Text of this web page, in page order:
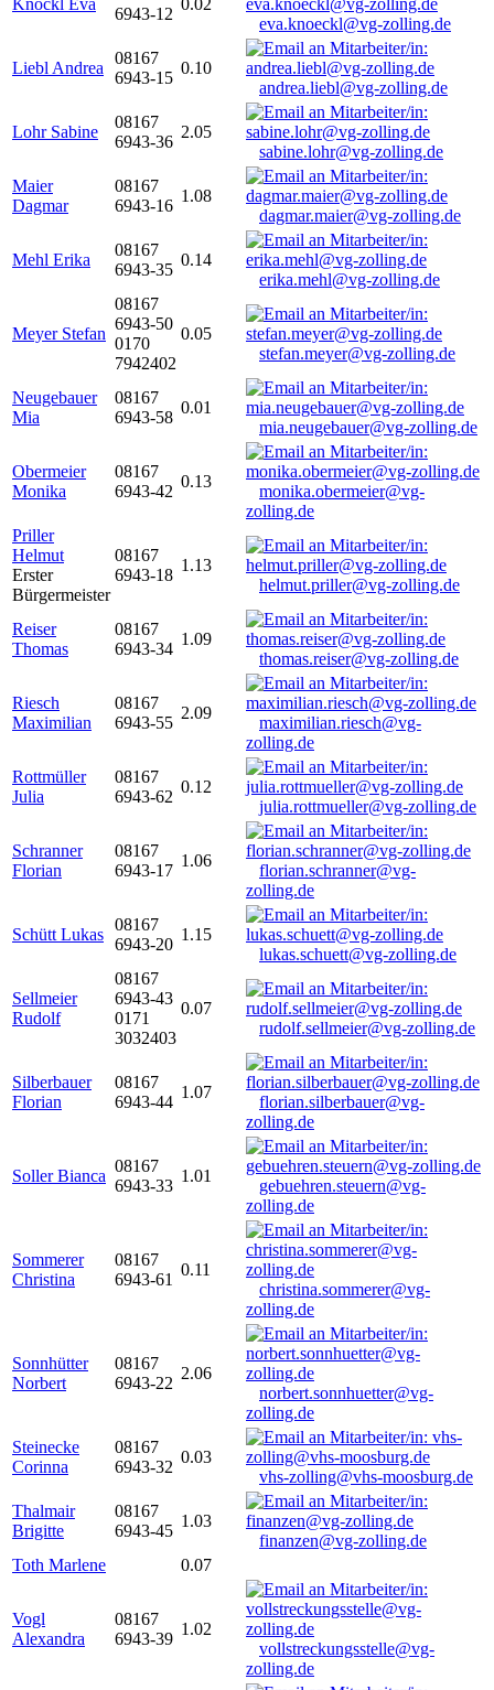
Knöckl Eva
6943-12
0.02
eva.knoeckl@vg-zolling.de
Liebl Andrea
08167
6943-15
0.10
andrea.liebl@vg-zolling.de
Lohr Sabine
08167
6943-36
2.05
sabine.lohr@vg-zolling.de
Maier
Dagmar
08167
6943-16
1.08
dagmar.maier@vg-zolling.de
Mehl Erika
08167
6943-35
0.14
erika.mehl@vg-zolling.de
Meyer Stefan
08167
6943-50
0170
7942402
0.05
stefan.meyer@vg-zolling.de
Neugebauer
Mia
08167
6943-58
0.01
mia.neugebauer@vg-zolling.de
Obermeier
Monika
08167
6943-42
0.13
monika.obermeier@vg-
zolling.de
Priller
Helmut
Erster
Bürgermeister
08167
6943-18
1.13
helmut.priller@vg-zolling.de
Reiser
Thomas
08167
6943-34
1.09
thomas.reiser@vg-zolling.de
Riesch
Maximilian
08167
6943-55
2.09
maximilian.riesch@vg-
zolling.de
Rottmüller
Julia
08167
6943-62
0.12
julia.rottmueller@vg-zolling.de
Schranner
Florian
08167
6943-17
1.06
florian.schranner@vg-
zolling.de
Schütt Lukas
08167
6943-20
1.15
lukas.schuett@vg-zolling.de
Sellmeier
Rudolf
08167
6943-43
0171
3032403
0.07
rudolf.sellmeier@vg-zolling.de
Silberbauer
Florian
08167
6943-44
1.07
florian.silberbauer@vg-
zolling.de
Soller Bianca
08167
6943-33
1.01
gebuehren.steuern@vg-
zolling.de
Sommerer
Christina
08167
6943-61
0.11
christina.sommerer@vg-
zolling.de
Sonnhütter
Norbert
08167
6943-22
2.06
norbert.sonnhuetter@vg-
zolling.de
Steinecke
Corinna
08167
6943-32
0.03
vhs-zolling@vhs-moosburg.de
Thalmair
Brigitte
08167
6943-45
1.03
finanzen@vg-zolling.de
Toth Marlene
0.07
Vogl
Alexandra
08167
6943-39
1.02
vollstreckungsstelle@vg-
zolling.de